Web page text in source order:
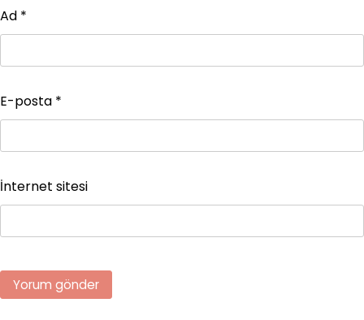
Ad *
E-posta *
İnternet sitesi